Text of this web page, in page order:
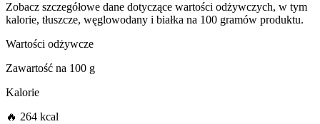
Zobacz szczegółowe dane dotyczące wartości odżywczych, w tym
kalorie, tłuszcze, węglowodany i białka na 100 gramów produktu.
Wartości odżywcze
Zawartość na 100 g
Kalorie
🔥 264 kcal